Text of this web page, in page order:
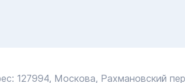
127994, Москова, Рахмановский